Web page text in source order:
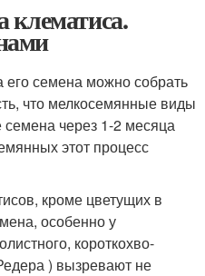
клематиса.
семена можно собрать
что мелкосемянные виды
через 1-2 месяца
этот процесс
кроме цветущих в
особенно у
короткохво-
) вызревают не